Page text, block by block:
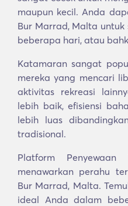
maupun kecil. Anda
Bur Marrad, Malta untuk
beberapa hari, atau
Katamaran sangat
mereka yang mencari
aktivitas rekreasi
lebih baik, efisiensi
lebih luas
tradisional.
Platform
menawarkan perahu
Bur Marrad, Malta.
ideal Anda dalam